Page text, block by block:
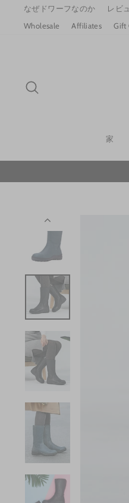
content
なぜドワーフなのか レビ
Wholesale
Affiliates Gift
家